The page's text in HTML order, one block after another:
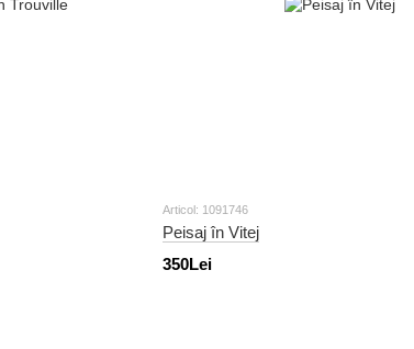
Articol: 1091746
Peisaj în Vitej
350Lei